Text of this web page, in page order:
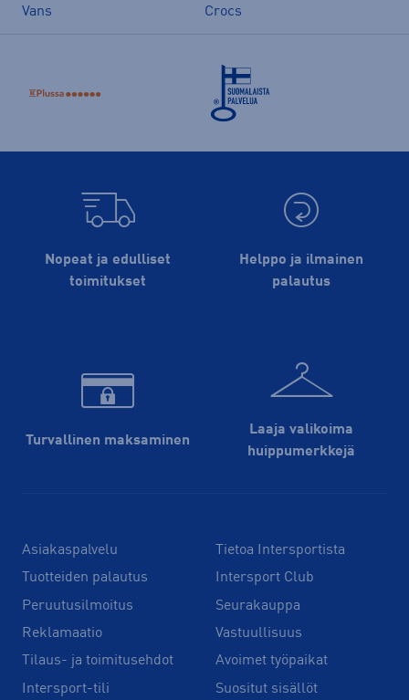
Vans
Crocs
Nopeat ja edulliset
toimitukset
Helppo ja ilmainen
palautus
Turvallinen maksaminen
Laaja valikoima
huippu­merkkejä
Asiakaspalvelu
Tuotteiden palautus
Peruutusilmoitus
Reklamaatio
Tilaus- ja toimitusehdot
Intersport-tili
Tietoa Intersportista
Intersport Club
Seurakauppa
Vastuullisuus
Avoimet työpaikat
Suositut sisällöt